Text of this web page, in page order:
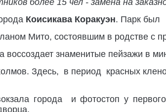
более 15 чел - замена на
Коисикава Коракуэн. Парк был
Мито, состоявшим в родстве с
воссоздает знаменитые пейзажи в
Здесь, в период красных
города и фотостоп у